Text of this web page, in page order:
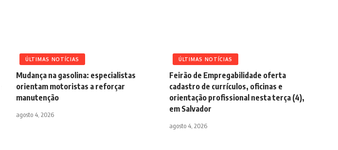
ÚLTIMAS NOTÍCIAS
Mudança na gasolina: especialistas
orientam motoristas a reforçar
manutenção
agosto 4, 2026
ÚLTIMAS NOTÍCIAS
Feirão de Empregabilidade oferta
cadastro de currículos, oficinas e
orientação profissional nesta terça (4),
em Salvador
agosto 4, 2026